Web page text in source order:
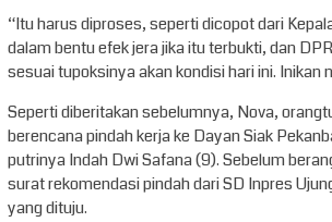
“Itu harus diproses, seperti dicopot dari
dalam bentu efek jera jika itu terbukti, dan
sesuai tupoksinya akan kondisi hari ini. Inikan
Seperti diberitakan sebelumnya, Nova,
berencana pindah kerja ke Dayan Siak
putrinya Indah Dwi Safana (9). Sebelum
surat rekomendasi pindah dari SD Inpres
yang dituju.